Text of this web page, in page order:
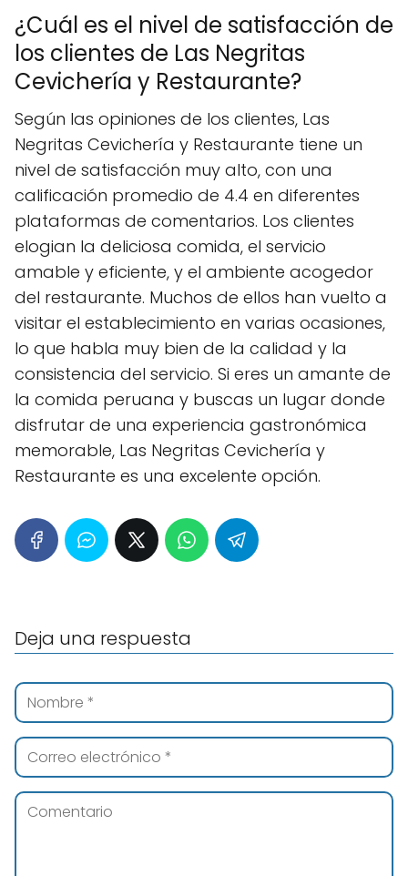
¿Cuál es el nivel de satisfacción de
los clientes de Las Negritas
Cevichería y Restaurante?
Según las opiniones de los clientes, Las
Negritas Cevichería y Restaurante tiene un
nivel de satisfacción muy alto, con una
calificación promedio de 4.4 en diferentes
plataformas de comentarios. Los clientes
elogian la deliciosa comida, el servicio
amable y eficiente, y el ambiente acogedor
del restaurante. Muchos de ellos han vuelto a
visitar el establecimiento en varias ocasiones,
lo que habla muy bien de la calidad y la
consistencia del servicio. Si eres un amante de
la comida peruana y buscas un lugar donde
disfrutar de una experiencia gastronómica
memorable, Las Negritas Cevichería y
Restaurante es una excelente opción.
Deja una respuesta